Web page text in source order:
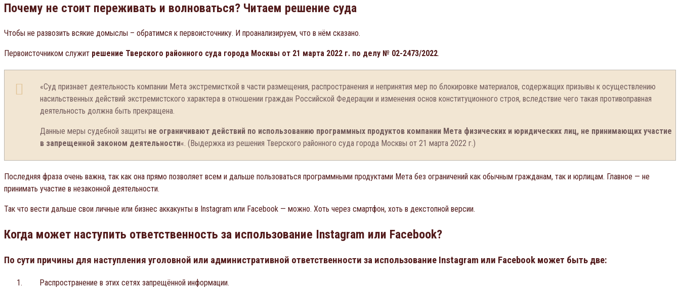
Почему не стоит переживать и волноваться? Читаем решение суда
Чтобы не развозить всякие домыслы – обратимся к первоисточнику. И проанализируем, что в нём сказано.
Первоисточником служит решение Тверского районного суда города Москвы от 21 марта 2022 г. по делу № 02-2473/2022.
«Суд признает деятельность компании Мета экстремисткой в части размещения, распространения и непринятия мер по блокировке материалов, содержащих призывы к осуществлению
насильственных действий экстремистского характера в отношении граждан Российской Федерации и изменения основ конституционного строя, вследствие чего такая противоправная
деятельность должна быть прекращена.
Данные меры судебной защиты не ограничивают действий по использованию программных продуктов компании Мета физических и юридических лиц, не принимающих участие
в запрещенной законом деятельности«. (Выдержка из решения Тверского районного суда города Москвы от 21 марта 2022 г.)
Последняя фраза очень важна, так как она прямо позволяет всем и дальше пользоваться программными продуктами Мета без ограничений как обычным гражданам, так и юрлицам. Главное — не
принимать участие в незаконной деятельности.
Так что вести дальше свои личные или бизнес аккакунты в Instagram или Facebook — можно. Хоть через смартфон, хоть в декстопной версии.
Когда может наступить ответственность за использование Instagram или Facebook?
По сути причины для наступления уголовной или административной ответственности за использование Instagram или Facebook может быть две:
Распространение в этих сетях запрещённой информации.